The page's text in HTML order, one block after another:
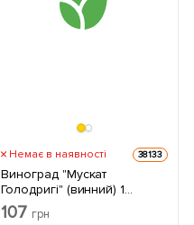
Немає в наявності 38133
Виноград "Мускат
Голодригі" (винний) 1
саджанець в упаковці
107 грн